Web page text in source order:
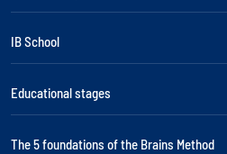
IB School
Educational stages
The 5 foundations of the Brains Method